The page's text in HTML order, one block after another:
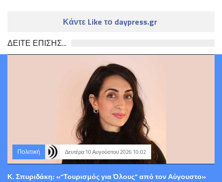
Κάντε Like το daypress.gr
ΔΕΙΤΕ ΕΠΙΣΗΣ...
Πολιτική Δευτέρα 10 Αυγούστου 2026 10:02
Κ. Σπυριδάκη: «“Τουρισμός για Όλους” από τον Αύγουστο»